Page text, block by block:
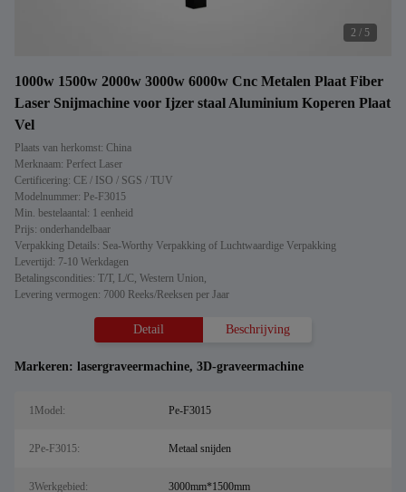
2 / 5
1000w 1500w 2000w 3000w 6000w Cnc Metalen Plaat Fiber
Laser Snijmachine voor Ijzer staal Aluminium Koperen Plaat
Vel
Plaats van herkomst: China
Merknaam: Perfect Laser
Certificering: CE / ISO / SGS / TUV
Modelnummer: Pe-F3015
Min. bestelaantal: 1 eenheid
Prijs: onderhandelbaar
Verpakking Details: Sea-Worthy Verpakking of Luchtwaardige Verpakking
Levertijd: 7-10 Werkdagen
Betalingscondities: T/T, L/C, Western Union,
Levering vermogen: 7000 Reeks/Reeksen per Jaar
Detail Beschrijving
Markeren: lasergraveermachine, 3D-graveermachine
1Model: Pe-F3015
2Pe-F3015: Metaal snijden
3Werkgebied: 3000mm*1500mm